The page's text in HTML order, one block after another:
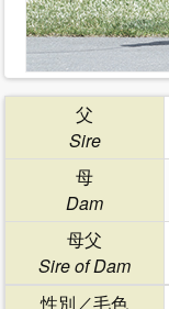
父
Sire
母
Dam
母父
Sire of Dam
性別／毛色